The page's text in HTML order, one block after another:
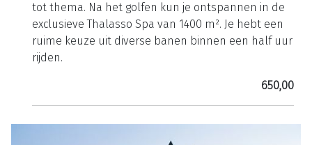
tot thema. Na het golfen kun je ontspannen in de
exclusieve Thalasso Spa van 1400 m². Je hebt een
ruime keuze uit diverse banen binnen een half uur
rijden.
650,00